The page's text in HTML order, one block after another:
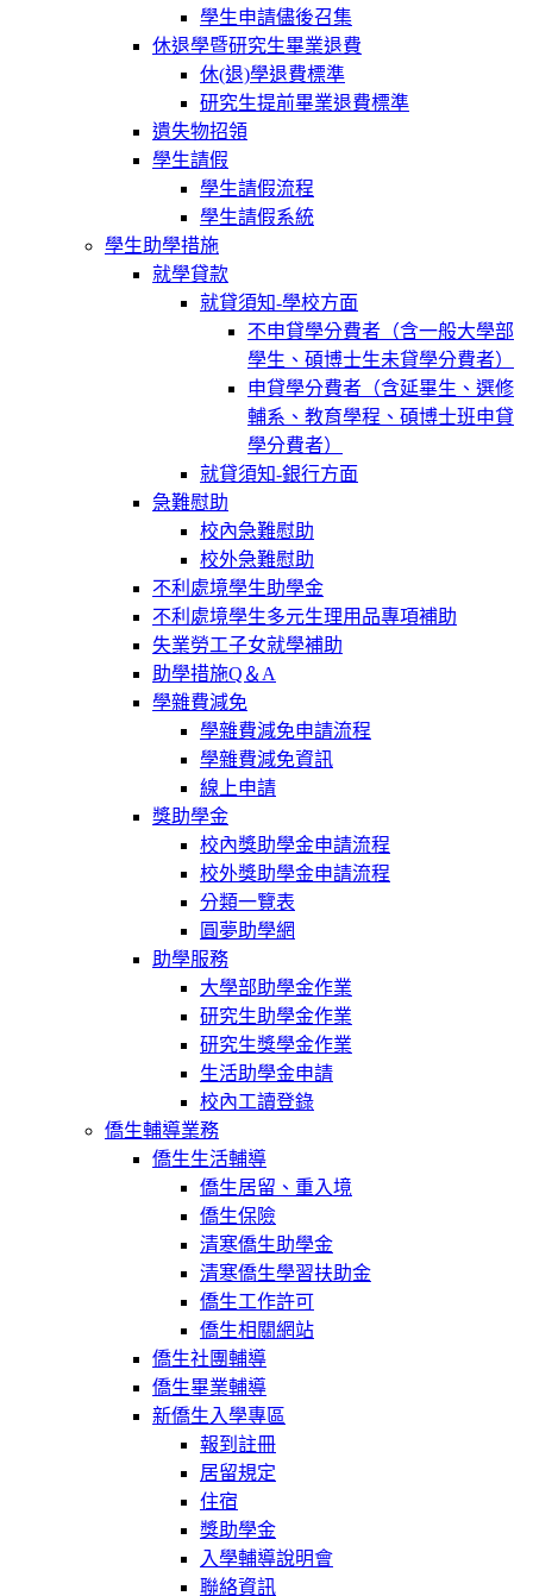
學生申請儘後召集
休退學暨研究生畢業退費
休(退)學退費標準
研究生提前畢業退費標準
遺失物招領
學生請假
學生請假流程
學生請假系統
學生助學措施
就學貸款
就貸須知-學校方面
不申貸學分費者（含一般大學部
學生、碩博士生未貸學分費者）
申貸學分費者（含延畢生、選修
輔系、教育學程、碩博士班申貸
學分費者）
就貸須知-銀行方面
急難慰助
校內急難慰助
校外急難慰助
不利處境學生助學金
不利處境學生多元生理用品專項補助
失業勞工子女就學補助
助學措施Q＆A
學雜費減免
學雜費減免申請流程
學雜費減免資訊
線上申請
獎助學金
校內獎助學金申請流程
校外獎助學金申請流程
分類一覽表
圓夢助學網
助學服務
大學部助學金作業
研究生助學金作業
研究生獎學金作業
生活助學金申請
校內工讀登錄
僑生輔導業務
僑生生活輔導
僑生居留、重入境
僑生保險
清寒僑生助學金
清寒僑生學習扶助金
僑生工作許可
僑生相關網站
僑生社團輔導
僑生畢業輔導
新僑生入學專區
報到註冊
居留規定
住宿
獎助學金
入學輔導說明會
聯絡資訊